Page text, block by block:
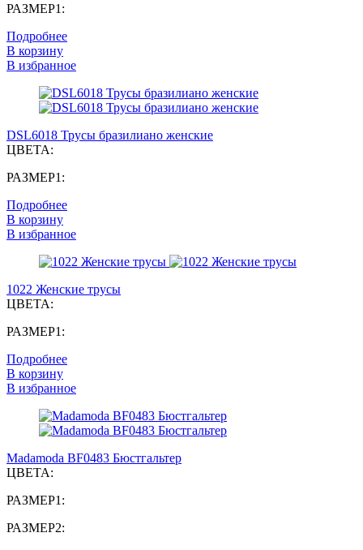
РАЗМЕР1:
Подробнее
В корзину
В избранное
DSL6018 Трусы бразилиано женские
ЦВЕТА:
РАЗМЕР1:
Подробнее
В корзину
В избранное
1022 Женские трусы
ЦВЕТА:
РАЗМЕР1:
Подробнее
В корзину
В избранное
Madamoda BF0483 Бюстгальтер
ЦВЕТА:
РАЗМЕР1:
РАЗМЕР2: